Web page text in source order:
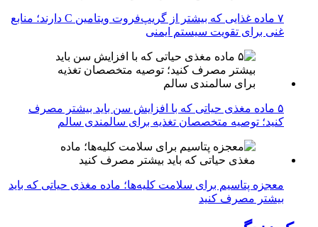
۷ ماده غذایی که بیشتر از گریپ‌فروت ویتامین C دارند؛ منابع
غنی برای تقویت سیستم ایمنی
۵ ماده مغذی حیاتی که با افزایش سن باید بیشتر مصرف
کنید؛ توصیه متخصصان تغذیه برای سالمندی سالم
معجزه پتاسیم برای سلامت کلیه‌ها؛ ماده مغذی حیاتی که باید
بیشتر مصرف کنید